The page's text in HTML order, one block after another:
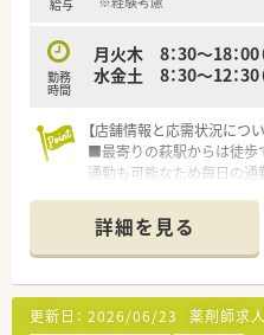
給与
勤務
時間
月火木 8：30～18：00
水金土 8：30～12：30
【店舗情報と応需状況につい
■最寄りの萩駅からは徒歩
通勤も可能なため毎日の通
り、リハビリテーション科
■月曜、火曜、木曜は18時
での半日開局している店舗
【募集背景と求める人物像
■今回の募集は体制強化を
詳細を見る
更新日： 2026/06/23 薬剤師求人